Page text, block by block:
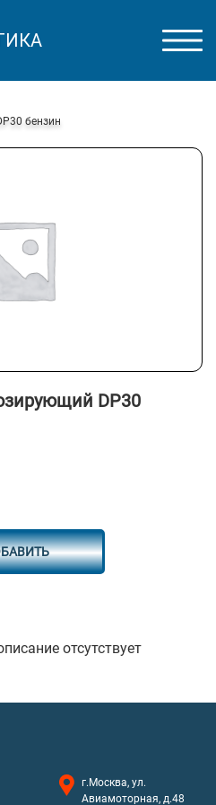
бензин
DP30
отсутствует
г.Москва, ул.
Авиамоторная, д.48